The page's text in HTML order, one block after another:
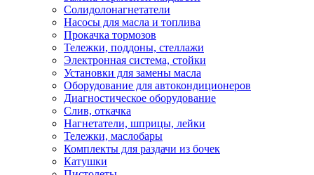
Солидолонагнетатели
Насосы для масла и топлива
Прокачка тормозов
Тележки, поддоны, стеллажи
Электронная система, стойки
Установки для замены масла
Оборудование для автокондиционеров
Диагностическое оборудование
Слив, откачка
Нагнетатели, шприцы, лейки
Тележки, маслобары
Комплекты для раздачи из бочек
Катушки